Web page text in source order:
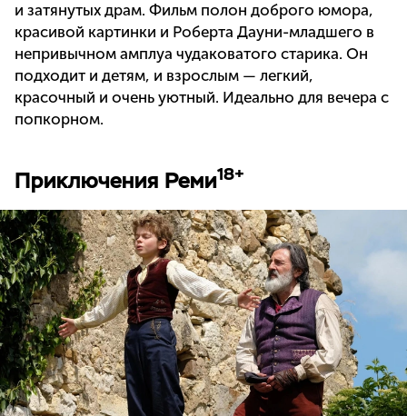
и затянутых драм. Фильм полон доброго юмора,
красивой картинки и Роберта Дауни-младшего в
непривычном амплуа чудаковатого старика. Он
подходит и детям, и взрослым — легкий,
красочный и очень уютный. Идеально для вечера с
попкорном.
Приключения Реми18+